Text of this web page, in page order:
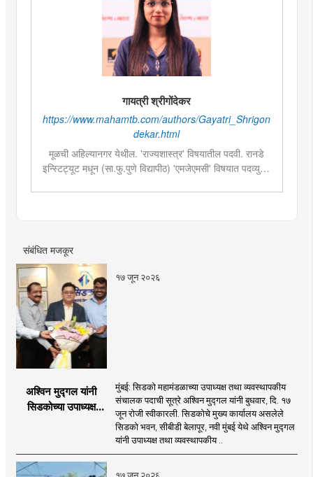
गायत्री श्रीगोंदेकर
https://www.mahamtb.com/authors/Gayatri_Shrigon
dekar.html
मूळची अहिल्यानगर येथील. 'राज्यशास्त्र' विषयातील पदवी. रानडे
इन्स्टिट्यूट मधून (सा.फु.पुणे विद्यापीठ) 'एमजेएमसी' विषयात पदव्युत्तर
पदावर रुजू. सद्यस्थितीत 'इन्फ्रास्ट्रक्चर आणि डेव्हलपमेंट' विशेष
संबंधित मजकूर
१७ जून २०२६
अश्विन मुद्गल यांनी
सिडकोच्या उपाध्यक्ष
करण्यास प्राधान्य देणार :
अश्विन मुद्गल
मुंबई: सिडको महामंडळाच्या उपाध्यक्ष तथा व्यवस्थापकीय
संचालक पदाची सूत्रे अश्विन मुद्गल यांनी बुधवार, दि. १७
जून रोजी स्वीकारली. सिडकोचे मुख्य कार्यालय असलेले
सिडको भवन, सीबीडी बेलापूर, नवी मुंबई येथे अश्विन मुद्गल
यांनी उपाध्यक्ष तथा व्यवस्थापकीय ..
१७ जून २०२६